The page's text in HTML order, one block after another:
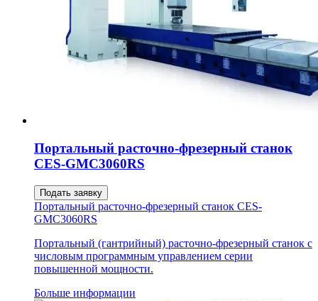
Портальный расточно-фрезерный станок
CES-GMC3060RS
Подать заявку
Портальный расточно-фрезерный станок CES-
GMC3060RS
Портальный (гантрийный) расточно-фрезерный станок с
числовым программным управлением серии
повышенной мощности.
Больше информации